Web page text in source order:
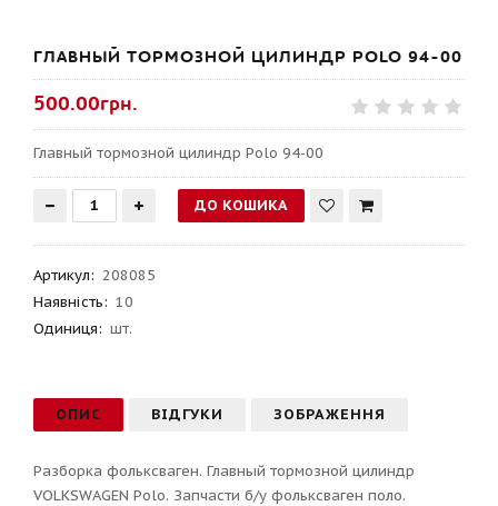
ГЛАВНЫЙ ТОРМОЗНОЙ ЦИЛИНДР POLO 94-00
500.00грн.
Главный тормозной цилиндр Polo 94-00
Артикул: 208085
Наявність: 10
Одиниця: шт.
ОПИС ВІДГУКИ ЗОБРАЖЕННЯ
Разборка фольксваген. Главный тормозной цилиндр
VOLKSWAGEN Polo. Запчасти б/у фольксваген поло.